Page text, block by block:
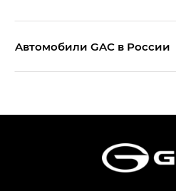
Aвтомобили GAC в России
Эс Икс ПРЕМИУМ — SX
S7 — Эс 7 (S7) в
Эс Икс ПРЕМИУМ — SX